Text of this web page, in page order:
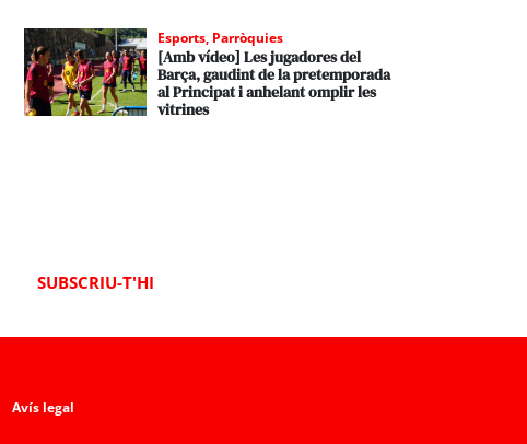
Esports, Parròquies
[Amb vídeo] Les jugadores del
Barça, gaudint de la pretemporada
al Principat i anhelant omplir les
vitrines
SUBSCRIU-T'HI
Avís legal